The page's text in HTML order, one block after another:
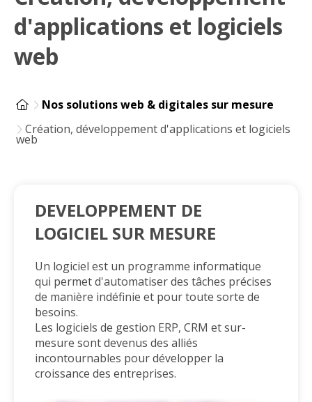
d'applications et logiciels
web
Nos solutions web & digitales sur mesure
Création, développement d'applications et logiciels
web
DEVELOPPEMENT DE
LOGICIEL SUR MESURE
Un logiciel est un programme informatique
qui permet d'automatiser des tâches précises
de manière indéfinie et pour toute sorte de
besoins.
Les logiciels de gestion ERP, CRM et sur-
mesure sont devenus des alliés
incontournables pourdévelopper la
croissance des entreprises.